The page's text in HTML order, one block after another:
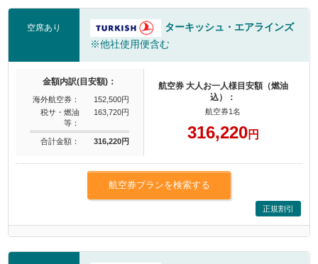
空席あり
ターキッシュ・エアラインズ
※他社使用便含む
金額内訳(目安額)：
海外航空券：
152,500円
税サ・燃油
等：
163,720円
合計金額： 316,220円
航空券 大人お一人様目安額（燃油
込）：
航空券1名
316,220円
航空券プランを検索する
正規割引